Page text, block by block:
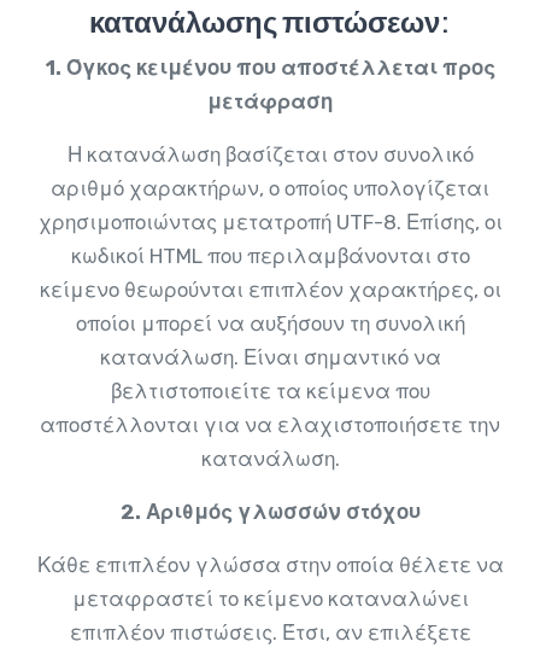
κατανάλωσης πιστώσεων:
1. Όγκος κειμένου που αποστέλλεται προς
μετάφραση
Η κατανάλωση βασίζεται στον συνολικό
αριθμό χαρακτήρων, ο οποίος υπολογίζεται
χρησιμοποιώντας μετατροπή UTF-8. Επίσης, οι
κωδικοί HTML που περιλαμβάνονται στο
κείμενο θεωρούνται επιπλέον χαρακτήρες, οι
οποίοι μπορεί να αυξήσουν τη συνολική
κατανάλωση. Είναι σημαντικό να
βελτιστοποιείτε τα κείμενα που
αποστέλλονται για να ελαχιστοποιήσετε την
κατανάλωση.
2. Αριθμός γλωσσών στόχου
Κάθε επιπλέον γλώσσα στην οποία θέλετε να
μεταφραστεί το κείμενο καταναλώνει
επιπλέον πιστώσεις. Έτσι, αν επιλέξετε